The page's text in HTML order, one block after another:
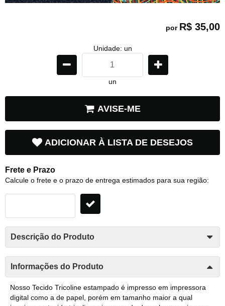
por R$ 35,00
Unidade: un
un
AVISE-ME
ADICIONAR À LISTA DE DESEJOS
Frete e Prazo
Calcule o frete e o prazo de entrega estimados para sua região:
Descrição do Produto
Informações do Produto
Nosso Tecido Tricoline estampado é impresso em impressora
digital como a de papel, porém em tamanho maior a qual